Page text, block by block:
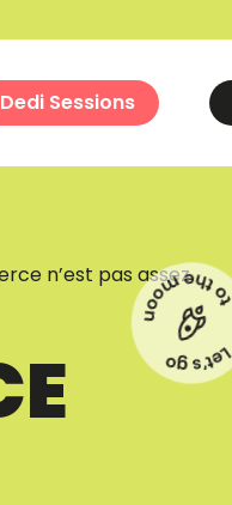
Dedi Sessions
n’est pas assez